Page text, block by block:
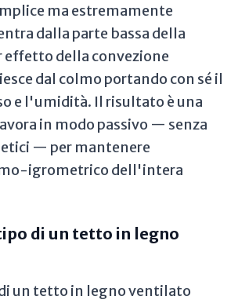
ma estremamente
dalla parte bassa della
effetto della convezione
dal colmo portando con sé il
e l'umidità. Il risultato è una
in modo passivo — senza
— per mantenere
igrometrico dell'intera
di un tetto in legno
un tetto in legno ventilato